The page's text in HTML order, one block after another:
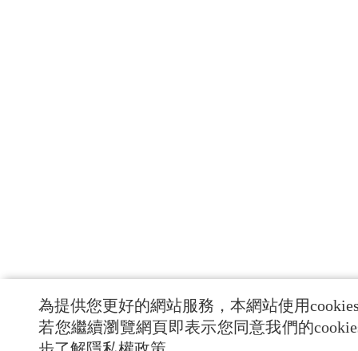
為提供您更好的網站服務，本網站使用
若您繼續瀏覽網頁即表示您同意我們的